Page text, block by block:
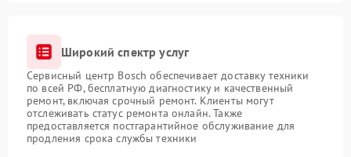
Широкий спектр услуг
Сервисный центр Bosch обеспечивает доставку техники
по всей РФ, бесплатную диагностику и качественный
ремонт, включая срочный ремонт. Клиенты могут
отслеживать статус ремонта онлайн. Также
предоставляется постгарантийное обслуживание для
продления срока службы техники